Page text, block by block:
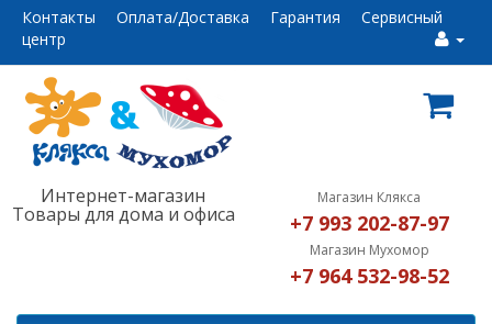
Контакты Оплата/Доставка Гарантия
Сервисный
центр
Интернет-магазин
Товары для дома и офиса
Магазин Клякса
+7 993 202-87-97
Магазин Мухомор
+7 964 532-98-52